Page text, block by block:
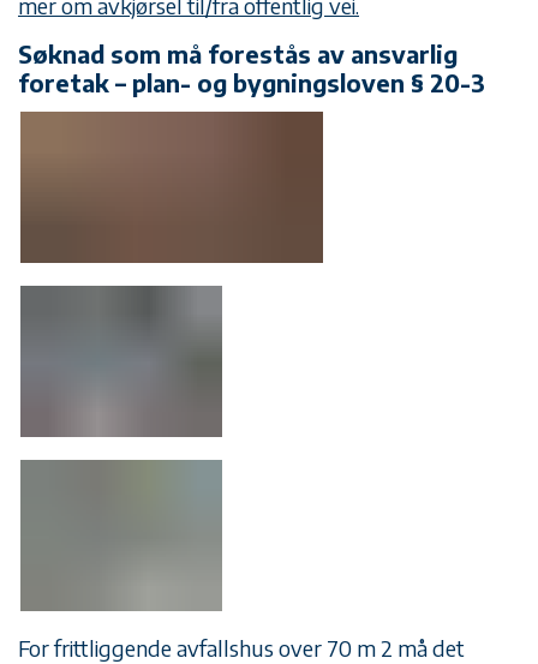
mer om avkjørsel til/fra offentlig vei.
Søknad som må forestås av ansvarlig
foretak – plan- og bygningsloven § 20-3
For frittliggende avfallshus over 70 m 2 må det